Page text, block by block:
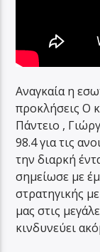
Αναγκαία η
προκλήσεις Ο
Πάντειο ,
98.4 για τις
την διαρκή
σημείωσε με
στρατηγικής
μας στις
κινδυνεύει